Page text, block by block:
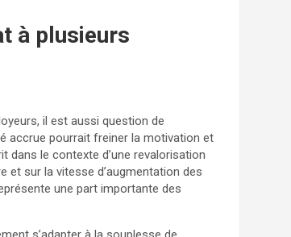
à plusieurs
il est aussi question de
accrue pourrait freiner la motivation et
dans le contexte d’une revalorisation
et sur la vitesse d’augmentation des
une part importante des